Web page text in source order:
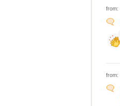
from:
from: